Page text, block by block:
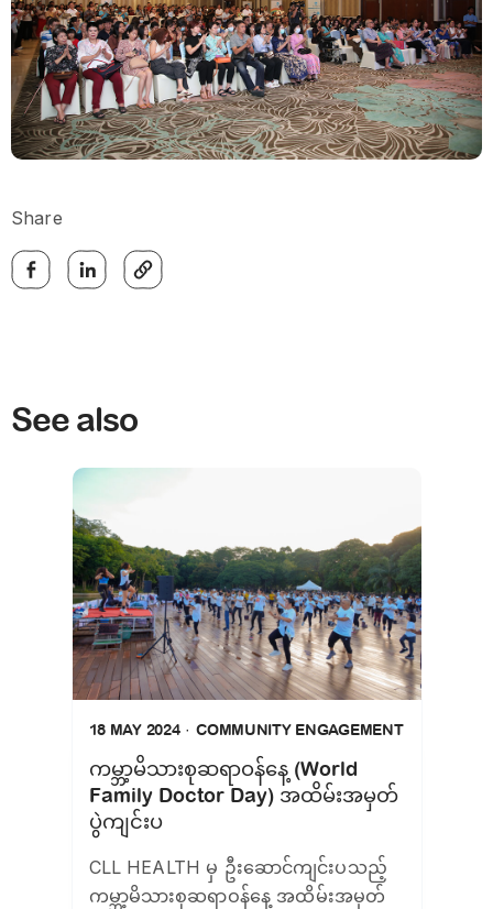
Share
See also
18 MAY 2024 COMMUNITY ENGAGEMENT
ကမ္ဘာ့မိသားစုဆရာဝန်နေ့ (World
Family Doctor Day) အထိမ်းအမှတ်
ပွဲကျင်းပ
CLL HEALTH မှ ဦးဆောင်ကျင်းပသည့်
ကမ္ဘာ့မိသားစုဆရာဝန်နေ့ အထိမ်းအမှတ်